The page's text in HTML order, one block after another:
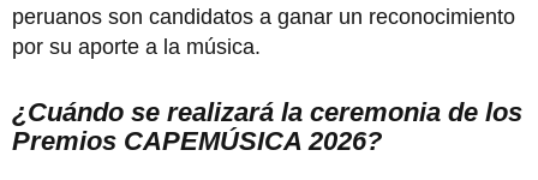
peruanos son candidatos a ganar un reconocimiento
por su aporte a la música.
¿Cuándo se realizará la ceremonia de los
Premios CAPEMÚSICA 2026?